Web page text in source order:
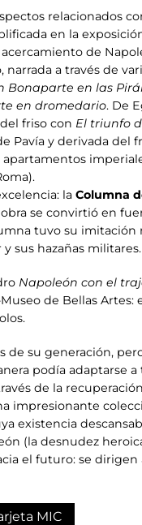
relacionados
en la
de
a través de
Bonaparte en las
en dromedario. De
friso con El triunfo
Pavía y derivada
apartamentos
la Columna
obra se convirtió en
tuvo su imitación
sus hazañas militares.
Napoleón con el
de Bellas
de su generación,
podía adaptarse
de la
impresionante
existencia
(la desnudez
el futuro: se
MIC